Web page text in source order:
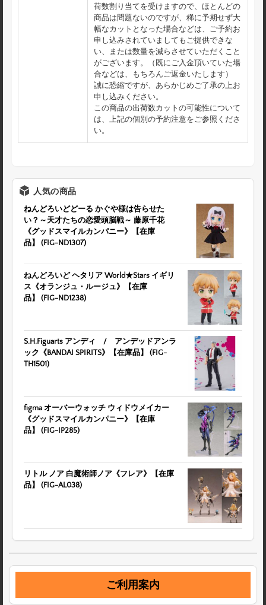
荷数割り当てを受けますので、ほとんどの
商品は問題ないのですが、稀に予期せず大
幅なカットとなった場合などは、ご予約お
申し込みされていましてもご提供できな
い、または数量を減らさせていただくこと
がございます。（既にご入金頂いていた場
合などは、もちろんご返金いたします）
誠に恐縮ですが、あらかじめご了承の上お
申し込みください。
この商品の出荷数カットの可能性について
は、上記の個別の予約注意をご参照くださ
い。
人気の商品
ねんどろいどどーる かぐや様は告らせた
い？～天才たちの恋愛頭脳戦～ 藤原千花
《グッドスマイルカンパニー》【在庫
品】 (FIG-ND1307)
ねんどろいど ヘタリア World★Stars イギリ
ス《オランジュ・ルージュ》【在庫
品】 (FIG-ND1238)
S.H.Figuarts アンディ / アンデッドアンラ
ック《BANDAI SPIRITS》【在庫品】 (FIG-
TH1501)
figma オーバーウォッチ ウィドウメイカー
《グッドスマイルカンパニー》【在庫
品】 (FIG-IP285)
リトル ノア 白魔術師ノア《フレア》【在庫
品】 (FIG-AL038)
ご利用案内